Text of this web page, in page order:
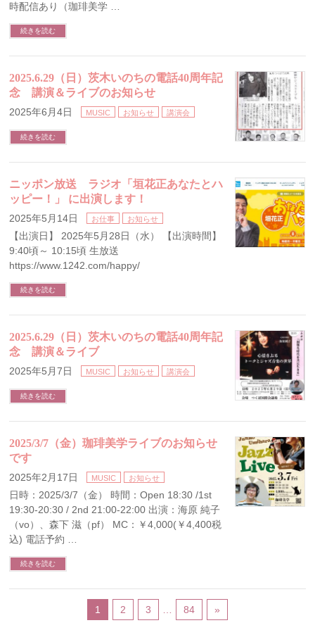
時配信あり（珈琲美学 …
続きを読む
2025.6.29（日）茨木いのちの電話40周年記
念 講演＆ライブのお知らせ
2025年6月4日 MUSIC お知らせ 講演会
続きを読む
ニッポン放送 ラジオ「垣花正あなたとハ
ッピー！」 に出演します！
2025年5月14日 お仕事 お知らせ
【出演日】 2025年5月28日（水） 【出演時間】
9:40頃～ 10:15頃 生放送
https://www.1242.com/happy/
続きを読む
2025.6.29（日）茨木いのちの電話40周年記
念 講演＆ライブ
2025年5月7日 MUSIC お知らせ 講演会
続きを読む
2025/3/7（金）珈琲美学ライブのお知らせ
です
2025年2月17日 MUSIC お知らせ
日時：2025/3/7（金） 時間：Open 18:30 /1st
19:30-20:30 / 2nd 21:00-22:00 出演：海原 純子
（vo）、森下 滋（pf） MC：￥4,000(￥4,400税
込) 電話予約 …
続きを読む
1 2 3 84 »